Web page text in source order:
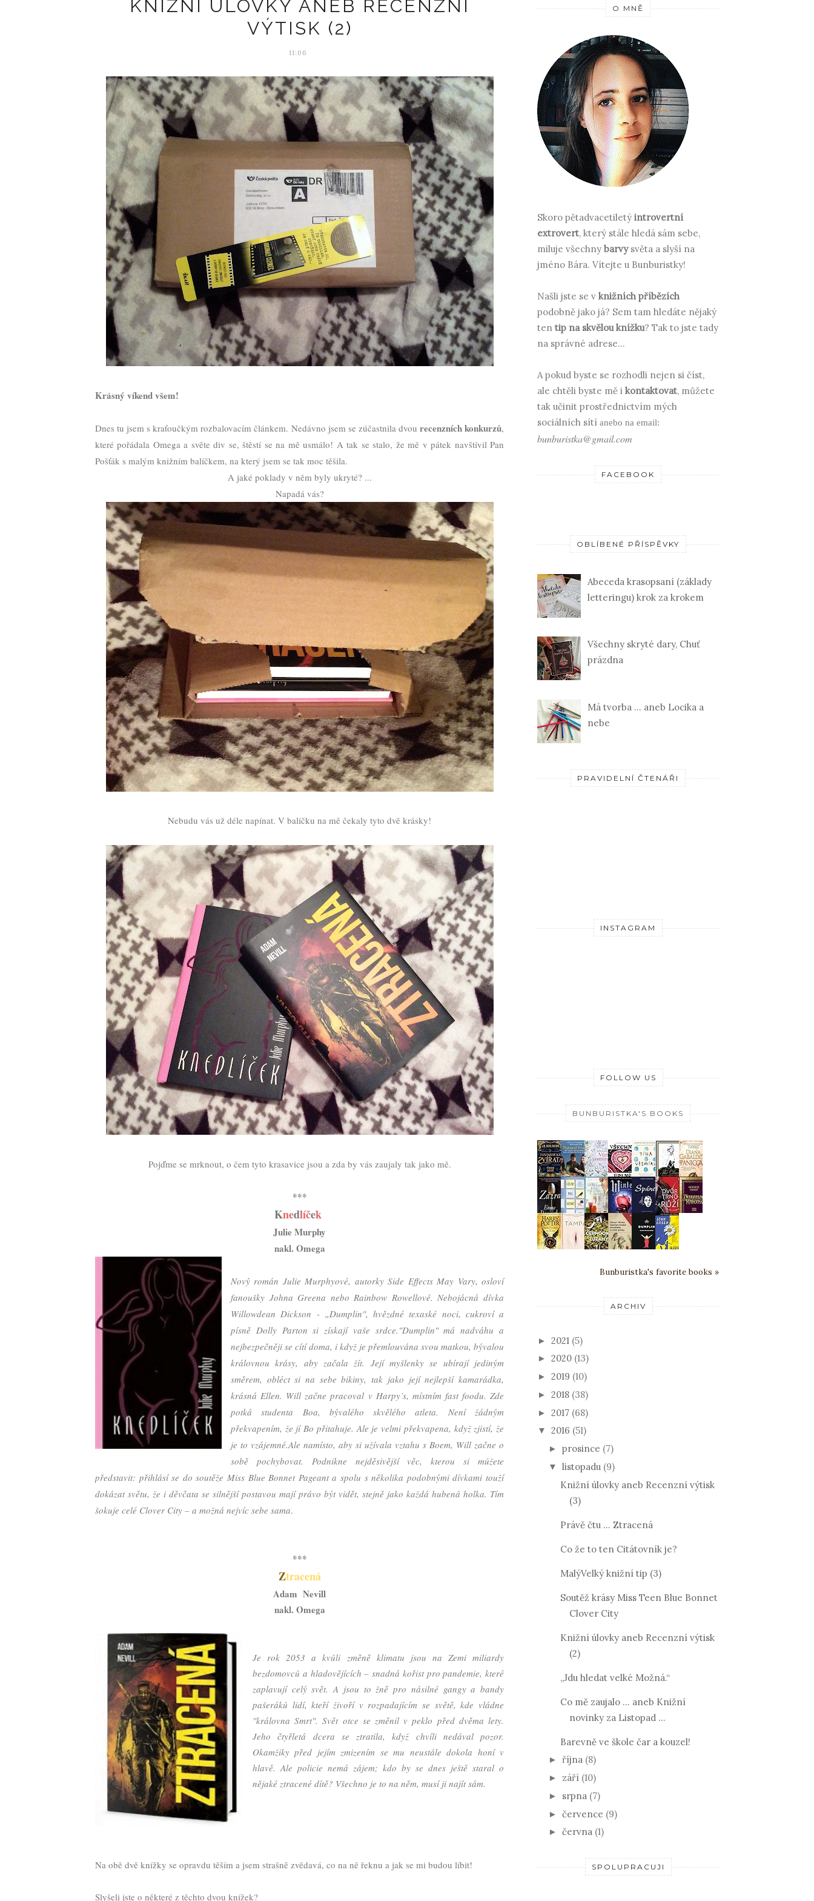
KNIŽNÍ ÚLOVKY ANEB RECENZNÍ
VÝTISK (2)
11:06
Krásný víkend všem!
Dnes tu jsem s kraťoučkým rozbalovacím článkem. Nedávno jsem se zúčastnila dvou recenzních konkurzů,
které pořádala Omega a světe div se, štěstí se na mě usmálo! A tak se stalo, že mě v pátek navštívil Pan
Pošťák s malým knižním balíčkem, na který jsem se tak moc těšila.
A jaké poklady v něm byly ukryté? ...
Napadá vás?
Nebudu vás už déle napínat. V balíčku na mě čekaly tyto dvě krásky!
Pojďme se mrknout, o čem tyto krasavice jsou a zda by vás zaujaly tak jako mě.
***
Knedlíček
Julie Murphy
nakl. Omega
Nový román Julie Murphyové, autorky Side Effects May Vary, osloví
fanoušky Johna Greena nebo Rainbow Rowellové. Nebojácná dívka
Willowdean Dickson - „Dumplin", hvězdné texaské noci, cukroví a
písně Dolly Parton si získají vaše srdce. "Dumplin" má nadváhu a
nejbezpečněji se cítí doma, i když je přemlouvána svou matkou, bývalou
královnou krásy, aby začala žít. Její myšlenky se ubírají jediným
směrem, obléct si na sebe bikiny, tak jako její nejlepší kamarádka,
krásná Ellen. Will začne pracoval v Harpy’s, místním fast foodu. Zde
potká studenta Boa, bývalého skvělého atleta. Není žádným
překvapením, že jí Bo přitahuje. Ale je velmi překvapena, když zjistí, že
je to vzájemné.Ale namísto, aby si užívala vztahu s Boem, Will začne o
sobě pochybovat. Podnikne nejděsivější věc, kterou si můžete
představit: přihlásí se do soutěže Miss Blue Bonnet Pageant a spolu s několika podobnými dívkami touží
dokázat světu, že i děvčata se silnější postavou mají právo být vidět, stejně jako každá hubená holka. Tím
šokuje celé Clover City – a možná nejvíc sebe sama.
***
Ztracená
Adam Nevill
nakl. Omega
Je rok 2053 a kvůli změně klimatu jsou na Zemi miliardy
bezdomovců a hladovějících – snadná kořist pro pandemie, které
zaplavují celý svět. A jsou to žně pro násilné gangy a bandy
pašeráků lidí, kteří živoří v rozpadajícím se světě, kde vládne
"královna Smrt". Svět otce se změnil v peklo před dvěma lety.
Jeho čtyřletá dcera se ztratila, když chvíli nedával pozor.
Okamžiky před jejím zmizením se mu neustále dokola honí v
hlavě. Ale policie nemá zájem; kdo by se dnes ještě staral o
nějaké ztracené dítě? Všechno je to na něm, musí ji najít sám.
Na obě dvě knížky se opravdu těším a jsem strašně zvědavá, co na ně řeknu a jak se mi budou líbit!
Slyšeli jste o některé z těchto dvou knížek?
O MNĚ
Skoro pětadvacetiletý introvertní
extrovert, který stále hledá sám sebe,
miluje všechny barvy světa a slyší na
jméno Bára. Vítejte u Bunburistky!
Našli jste se v knižních příbězích
podobně jako já? Sem tam hledáte nějaký
ten tip na skvělou knížku? Tak to jste tady
na správné adrese...
A pokud byste se rozhodli nejen si číst,
ale chtěli byste mě i kontaktovat, můžete
tak učinit prostřednictvím mých
sociálních sítí anebo na email:
bunburistka@gmail.com
FACEBOOK
OBLÍBENÉ PŘÍSPĚVKY
Abeceda krasopsaní (základy
letteringu) krok za krokem
Všechny skryté dary, Chuť
prázdna
Má tvorba ... aneb Locika a
nebe
PRAVIDELNÍ ČTENÁŘI
INSTAGRAM
FOLLOW US
BUNBURISTKA'S BOOKS
Bunburistka's favorite books »
ARCHIV
► 2021 (5)
► 2020 (13)
► 2019 (10)
► 2018 (38)
► 2017 (68)
▼ 2016 (51)
► prosince (7)
▼ listopadu (9)
Knižní úlovky aneb Recenzní výtisk
(3)
Právě čtu ... Ztracená
Co že to ten Citátovník je?
MalýVelký knižní tip (3)
Soutěž krásy Miss Teen Blue Bonnet
Clover City
Knižní úlovky aneb Recenzní výtisk
(2)
„Jdu hledat velké Možná.“
Co mě zaujalo ... aneb Knižní
novinky za Listopad ...
Barevně ve škole čar a kouzel!
► října (8)
► září (10)
► srpna (7)
► července (9)
► června (1)
SPOLUPRACUJI